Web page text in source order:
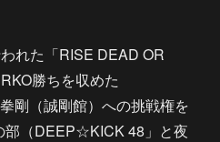
れた「RISE DEAD OR
勝ちを収めた
剛（誠剛館）への挑戦権を
部（DEEP☆KICK 48」と夜